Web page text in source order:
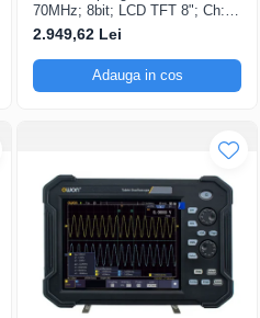
70MHz; 8bit; LCD TFT 8"; Ch: 2;
1Gsps; 40Mpts sustinand Ecran
2.949,62 Lei
Adauga in cos